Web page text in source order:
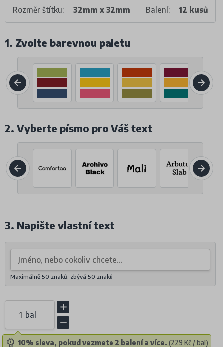
Rozměr štítku: 32mm x 32mm Balení: 12 kusů
1. Zvolte barevnou paletu
2. Vyberte písmo pro Váš text
3. Napište vlastní text
Maximálně 50 znaků, zbývá 50 znaků
bal
10% sleva, pokud vezmete 2 balení a více. (229 Kč / bal)